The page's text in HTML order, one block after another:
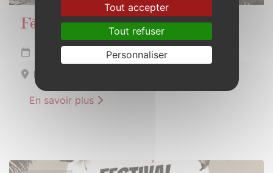
Fête nationale
Mardi 14 juillet de 10h30 à 11h30
Place du Pâtis Vert
En savoir plus
Tout accepter
Tout refuser
Personnaliser